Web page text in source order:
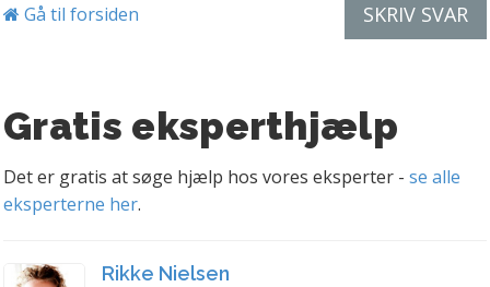
Gå til forsiden SKRIV SVAR
Gratis eksperthjælp
Det er gratis at søge hjælp hos vores eksperter - se alle
eksperterne her.
Rikke Nielsen